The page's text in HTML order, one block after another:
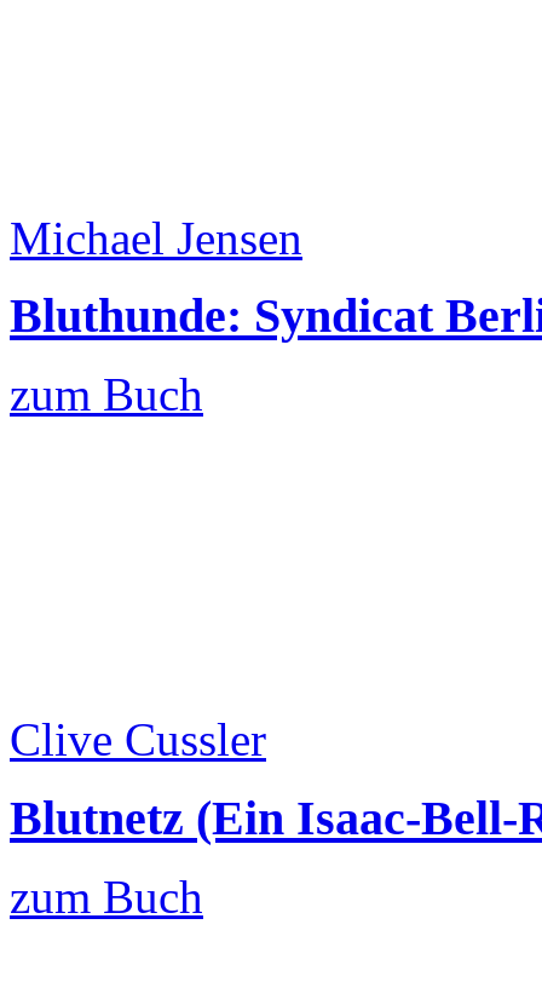
Michael Jensen
Bluthunde: Syndicat
zum Buch
Clive Cussler
Blutnetz (Ein Isaac-Bell-
zum Buch